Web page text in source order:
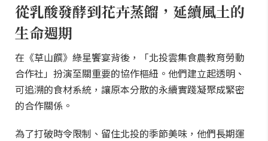
從乳酸發酵到花卉蒸餾，延續風土的
生命週期
在《草山饌》綠星饗宴背後，「北投雲集食農教育勞動
合作社」扮演至關重要的協作樞紐。他們建立起透明、
可追溯的食材系統，讓原本分散的永續實踐凝聚成緊密
的合作關係。
為了打破時令限制、留住北投的季節美味，他們長期運